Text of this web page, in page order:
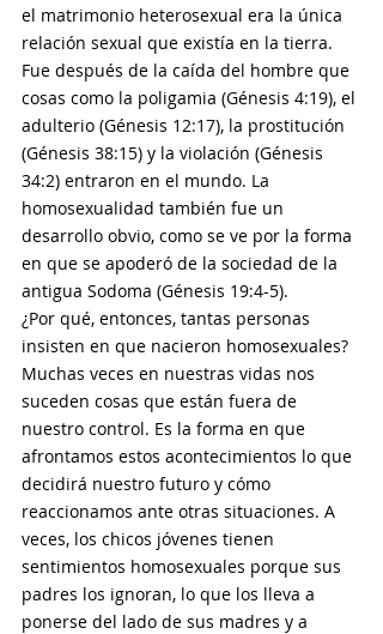
el matrimonio heterosexual era la única
relación sexual que existía en la tierra.
Fue después de la caída del hombre que
cosas como la poligamia (Génesis 4:19), el
adulterio (Génesis 12:17), la prostitución
(Génesis 38:15) y la violación (Génesis
34:2) entraron en el mundo. La
homosexualidad también fue un
desarrollo obvio, como se ve por la forma
en que se apoderó de la sociedad de la
antigua Sodoma (Génesis 19:4-5).
¿Por qué, entonces, tantas personas
insisten en que nacieron homosexuales?
Muchas veces en nuestras vidas nos
suceden cosas que están fuera de
nuestro control. Es la forma en que
afrontamos estos acontecimientos lo que
decidirá nuestro futuro y cómo
reaccionamos ante otras situaciones. A
veces, los chicos jóvenes tienen
sentimientos homosexuales porque sus
padres los ignoran, lo que los lleva a
ponerse del lado de sus madres y a